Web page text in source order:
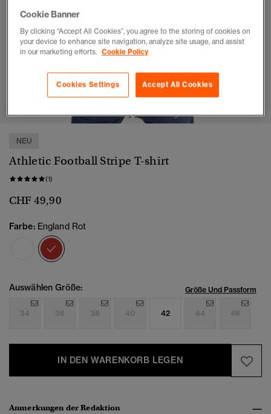
1 2 4 5
NEU
Athletic Football Stripe T-shirt
(1)
CHF 49,90
Farbe: England Rot
Auswählen Größe: Größe Und Passform
34 36 38 40 42 44 46
IN DEN WARENKORB LEGEN
Anmerkungen der Redaktion
Cookie Banner
By clicking “Accept All Cookies”, you agree to the storing of cookies on
your device to enhance site navigation, analyze site usage, and assist
in our marketing efforts. Cookie Policy
Accept All Cookies
Cookies Settings